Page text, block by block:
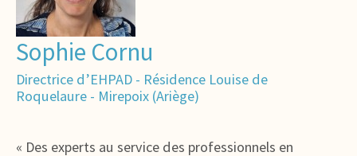
Sophie Cornu
Directrice d’EHPAD - Résidence Louise de
Roquelaure - Mirepoix (Ariège)
« Des experts au service des professionnels en